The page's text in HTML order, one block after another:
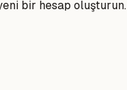
bir hesap oluşturun.